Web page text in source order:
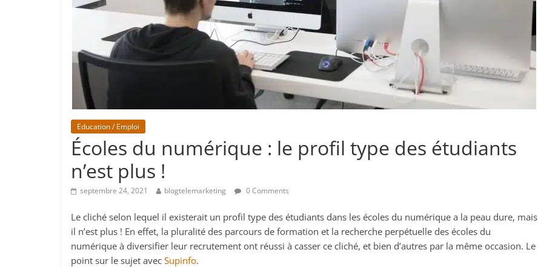
Education / Emploi
Écoles du numérique : le profil type des étudiants
n’est plus !
septembre 24, 2021 blogtelemarketing 0 Comments
Le cliché selon lequel il existerait un profil type des étudiants dans les écoles du numérique a la peau dure, mais
il n’est plus ! En effet, la pluralité des parcours de formation et la recherche perpétuelle des écoles du
numérique à diversifier leur recrutement ont réussi à casser ce cliché, et bien d’autres par la même occasion. Le
point sur le sujet avec Supinfo.